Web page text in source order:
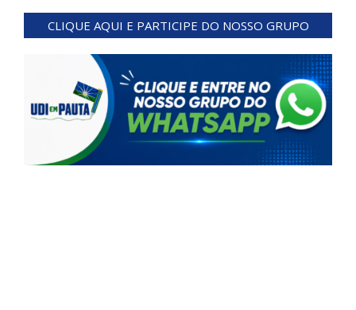
02-
CLIQUE AQUI E PARTICIPE DO NOSSO GRUPO